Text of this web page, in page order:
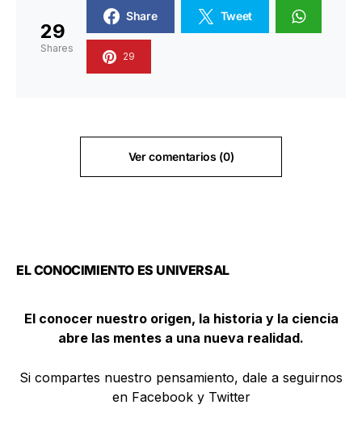
29
Shares
Share Tweet
29
Ver comentarios (0)
EL CONOCIMIENTO ES UNIVERSAL
El conocer nuestro origen, la historia y la ciencia
abre las mentes a una nueva realidad.
Si compartes nuestro pensamiento, dale a seguirnos
en Facebook y Twitter